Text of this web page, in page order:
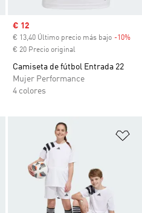
Precio de venta
€ 12
€ 13,40 Último precio más bajo -10%
€ 20 Precio original
Camiseta de fútbol Entrada 22
Mujer Performance
4 colores
Añadir a la lista de deseos